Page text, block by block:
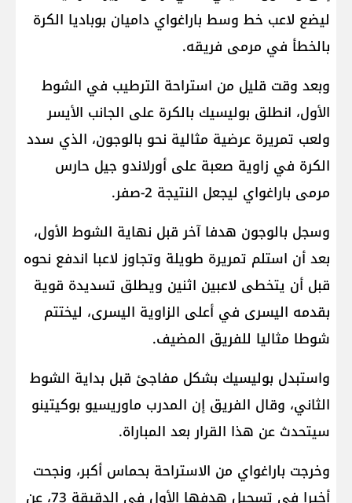
ليضع ‌لاعب خط وسط باراغواي داميان بوباديا الكرة
بالخطأ في مرمى فريقه.
وبعد وقت قليل من استراحة الترطيب في الشوط
الأول، انطلق بوليسيك بالكرة على الجانب الأيسر
‌ولعب تمريرة عرضية مثالية نحو ‌بالوجون، الذي سدد
الكرة في زاوية صعبة على أورلاندو جيل حارس
مرمى باراغواي ليجعل النتيجة 2-صفر.
وسجل بالوجون هدفا آخر قبل نهاية الشوط الأول،
بعد أن استلم تمريرة طويلة وتجاوز لاعبا اندفع نحوه
قبل أن يتخطى لاعبين اثنين ويطلق تسديدة قوية
بقدمه اليسرى في أعلى الزاوية اليسرى، ليختتم
شوطا مثاليا للفريق المضيف.
واستبدل بوليسيك بشكل مفاجئ قبل بداية الشوط
‌الثاني، وقال الفريق إن المدرب ماوريسيو بوكيتينو
سيتحدث عن ‌هذا القرار بعد المباراة.
وخرجت ⁠باراغواي من الاستراحة بحماس أكبر، ونجحت
أخيرا في تسجيل هدفها الأول في الدقيقة 73، عن